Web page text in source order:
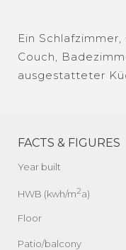
Ein
Couch,
ausgestatteter
FACTS & FIGURES
Year built
HWB (kwh/m2a)
Floor
Patio/balcony